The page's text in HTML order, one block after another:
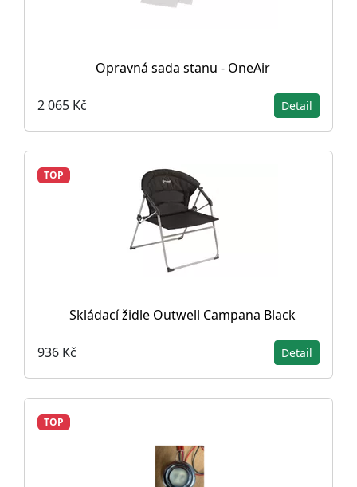
Opravná sada stanu - OneAir
2 065 Kč Detail
TOP
Skládací židle Outwell Campana Black
936 Kč Detail
TOP